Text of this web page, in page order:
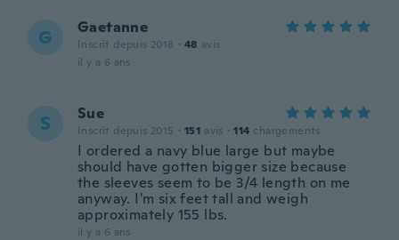
G Gaetanne
Inscrit depuis 2018 · 48 avis
il y a 6 ans
S Sue
Inscrit depuis 2015 · 151 avis · 114 chargements
I ordered a navy blue large but maybe
should have gotten bigger size because
the sleeves seem to be 3/4 length on me
anyway. I'm six feet tall and weigh
approximately 155 lbs.
il y a 6 ans